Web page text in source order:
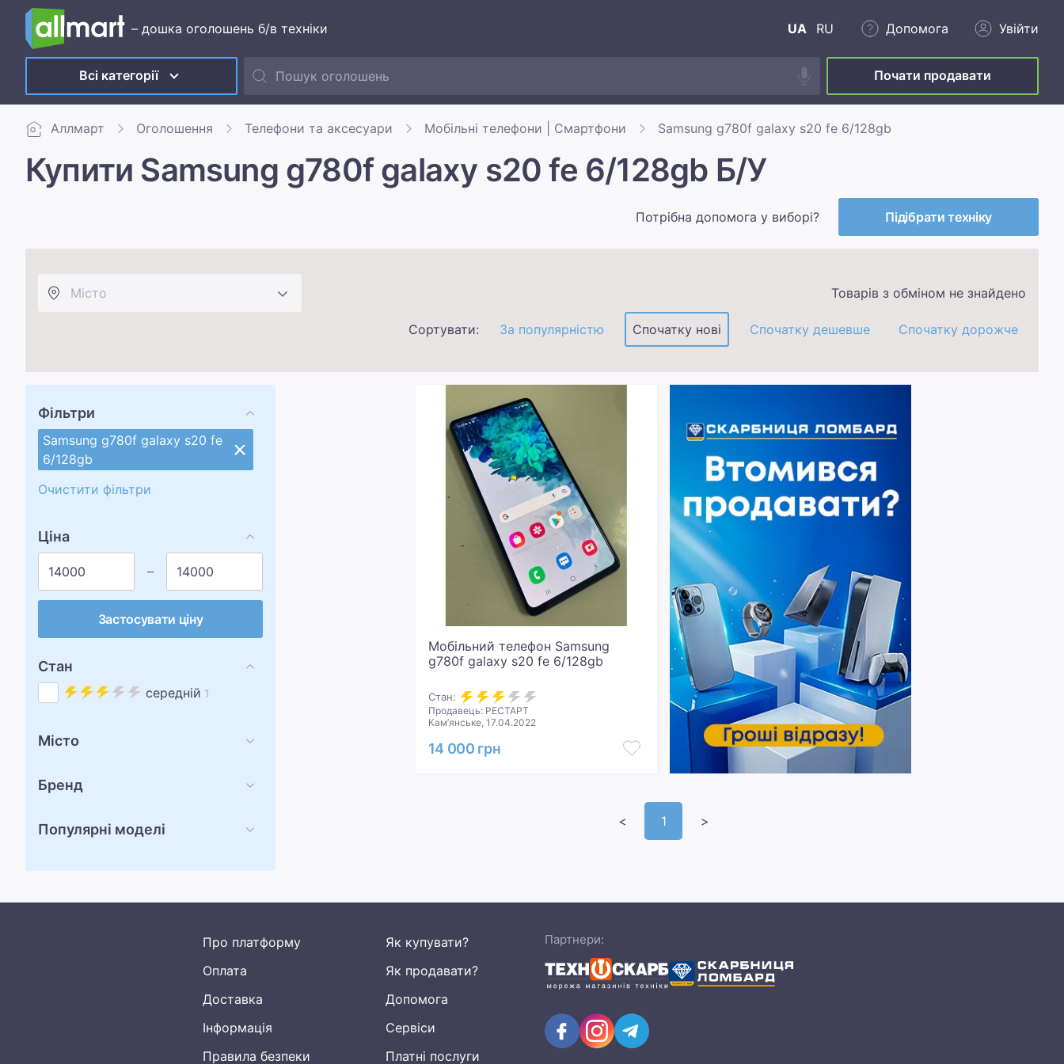
– дошка оголошень б/в техніки UA RU Допомога Увійти
Всі категорії Почати продавати
Аллмарт Оголошення Телефони та аксесуари Мобільні телефони | Смартфони Samsung g780f galaxy s20 fe 6/128gb
Купити Samsung g780f galaxy s20 fe 6/128gb Б/У
Потрібна допомога у виборі? Підібрати техніку
Товарів з обміном не знайдено
Сортувати: За популярністю Спочатку нові Спочатку дешевше Спочатку дорожче
Фільтри
Samsung g780f galaxy s20 fe
6/128gb
Очистити фільтри
Ціна
Застосувати ціну
Стан
середній 1
Місто
Бренд
Популярні моделі
Мобільний телефон Samsung
g780f galaxy s20 fe 6/128gb
Стан:
Продавець: РЕСТАРТ
Кам’янське, 17.04.2022
14 000 грн
< 1 >
Про платформу
Оплата
Доставка
Інформація
Правила безпеки
Як купувати?
Як продавати?
Допомога
Сервіси
Платні послуги
Партнери: